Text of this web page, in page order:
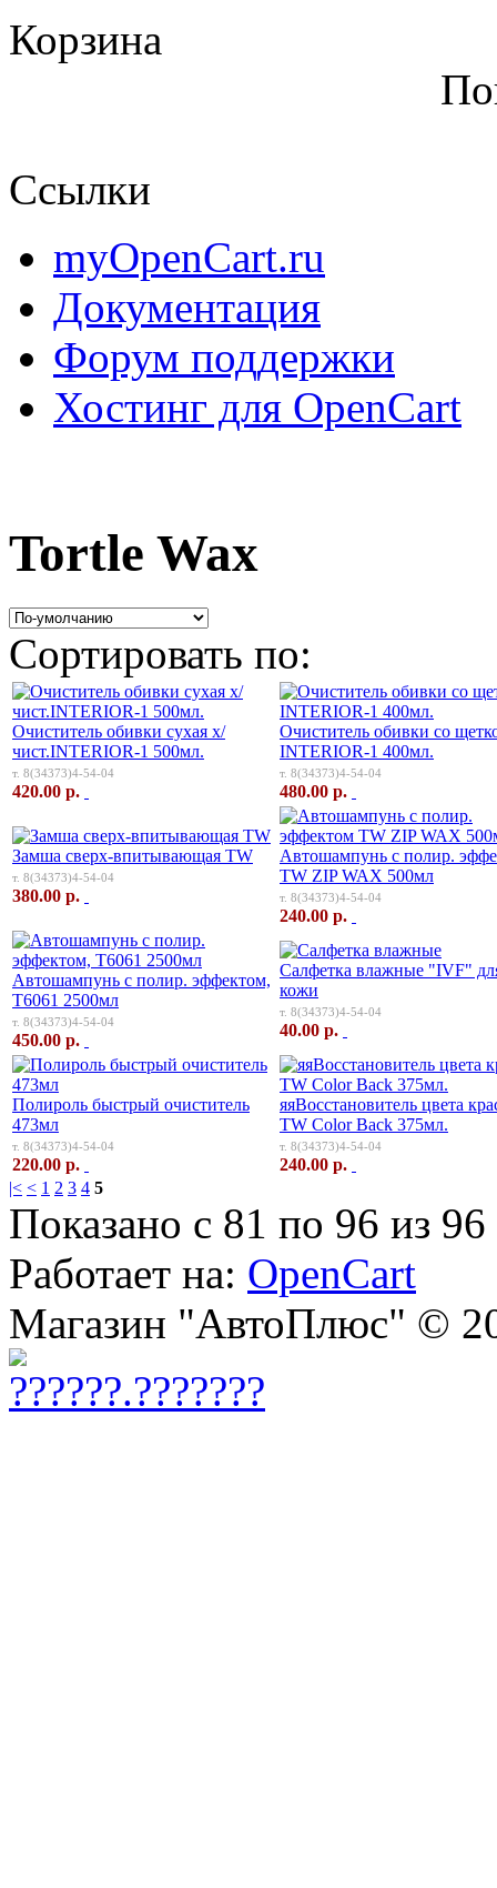
Корзина
Ссылки
myOpenCart.ru
Документация
Форум поддержки
Хостинг для OpenCart
Tortle Wax
Сортировать по:
Очиститель обивки сухая х/
чист.INTERIOR-1 500мл.
т. 8(34373)4-54-04
420.00 р.
Очиститель обивки со
INTERIOR-1 400мл.
т. 8(34373)4-54-04
480.00 р.
Замша сверх-впитывающая TW
т. 8(34373)4-54-04
380.00 р.
Автошампунь с полир.
TW ZIP WAX 500мл
т. 8(34373)4-54-04
240.00 р.
Автошампунь с полир. эффектом,
Т6061 2500мл
т. 8(34373)4-54-04
450.00 р.
Салфетка влажные "IVF"
кожи
т. 8(34373)4-54-04
40.00 р.
Полироль быстрый очиститель
473мл
т. 8(34373)4-54-04
220.00 р.
яяВосстановитель цвета
TW Color Back 375мл.
т. 8(34373)4-54-04
240.00 р.
|< < 1 2 3 4 5
Показано с 81 по 96 из
Работает на: OpenCart
Магазин "АвтоПлюс" ©